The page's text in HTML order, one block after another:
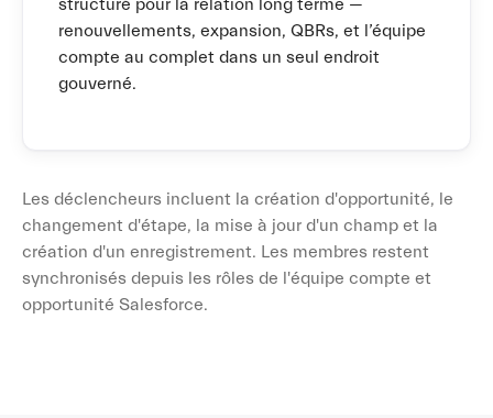
structuré pour la relation long terme —
renouvellements, expansion, QBRs, et l’équipe
compte au complet dans un seul endroit
gouverné.
Les déclencheurs incluent la création d'opportunité, le
changement d'étape, la mise à jour d'un champ et la
création d'un enregistrement. Les membres restent
synchronisés depuis les rôles de l'équipe compte et
opportunité Salesforce.